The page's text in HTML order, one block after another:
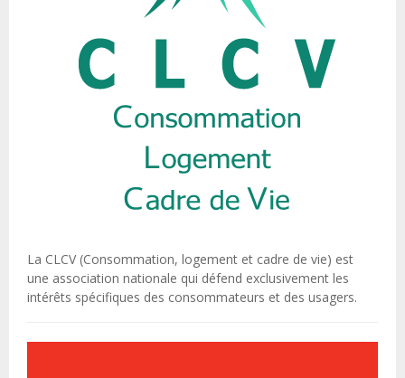
La CLCV (Consommation, logement et cadre de vie) est
une association nationale qui défend exclusivement les
intérêts spécifiques des consommateurs et des usagers.